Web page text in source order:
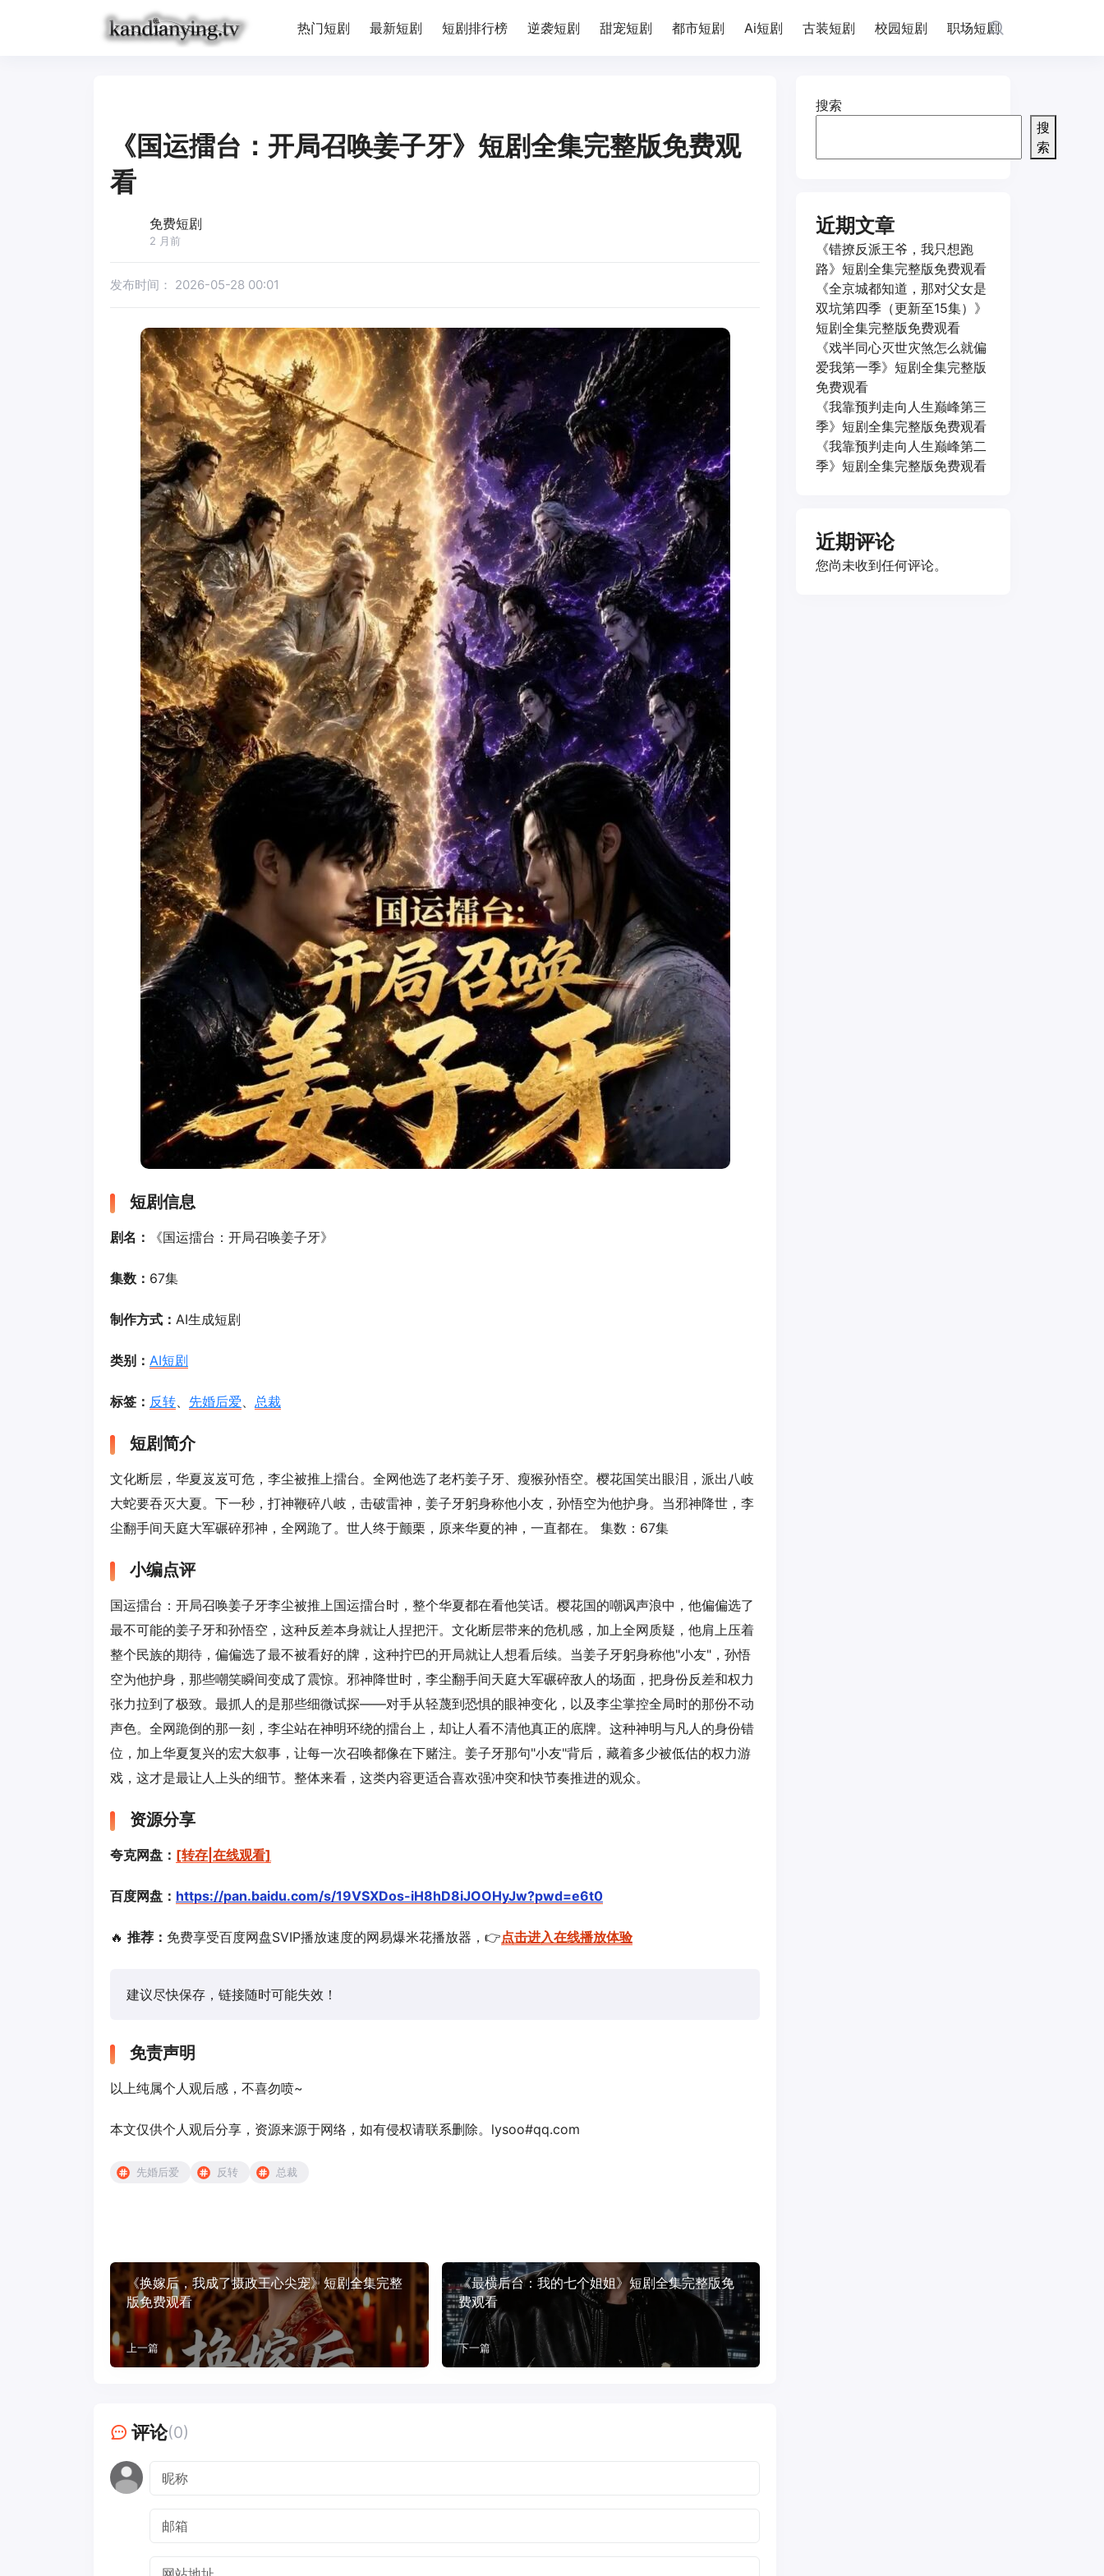
热门短剧 最新短剧 短剧排行榜 逆袭短剧 甜宠短剧 都市短剧 Ai短剧 古装短剧 校园短剧 职场短剧
《国运擂台：开局召唤姜子牙》短剧全集完整版免费观
看
免费短剧
2 月前
发布时间： 2026-05-28 00:01
短剧信息
剧名： 《国运擂台：开局召唤姜子牙》
集数： 67集
制作方式： AI生成短剧
类别： AI短剧
标签： 反转、 先婚后爱、 总裁
短剧简介
文化断层，华夏岌岌可危，李尘被推上擂台。全网他选了老朽姜子牙、瘦猴孙悟空。樱花国笑出眼泪，派出八岐
大蛇要吞灭大夏。下一秒，打神鞭碎八岐，击破雷神，姜子牙躬身称他小友，孙悟空为他护身。当邪神降世，李
尘翻手间天庭大军碾碎邪神，全网跪了。世人终于颤栗，原来华夏的神，一直都在。 集数：67集
小编点评
国运擂台：开局召唤姜子牙李尘被推上国运擂台时，整个华夏都在看他笑话。樱花国的嘲讽声浪中，他偏偏选了
最不可能的姜子牙和孙悟空，这种反差本身就让人捏把汗。文化断层带来的危机感，加上全网质疑，他肩上压着
整个民族的期待，偏偏选了最不被看好的牌，这种拧巴的开局就让人想看后续。当姜子牙躬身称他"小友"，孙悟
空为他护身，那些嘲笑瞬间变成了震惊。邪神降世时，李尘翻手间天庭大军碾碎敌人的场面，把身份反差和权力
张力拉到了极致。最抓人的是那些细微试探——对手从轻蔑到恐惧的眼神变化，以及李尘掌控全局时的那份不动
声色。全网跪倒的那一刻，李尘站在神明环绕的擂台上，却让人看不清他真正的底牌。这种神明与凡人的身份错
位，加上华夏复兴的宏大叙事，让每一次召唤都像在下赌注。姜子牙那句"小友"背后，藏着多少被低估的权力游
戏，这才是最让人上头的细节。整体来看，这类内容更适合喜欢强冲突和快节奏推进的观众。
资源分享
夸克网盘： [转存|在线观看]
百度网盘： https://pan.baidu.com/s/19VSXDos-iH8hD8iJOOHyJw?pwd=e6t0
🔥 推荐： 免费享受百度网盘SVIP播放速度的网易爆米花播放器，👉点击进入在线播放体验
建议尽快保存，链接随时可能失效！
免责声明
以上纯属个人观后感，不喜勿喷~
本文仅供个人观后分享，资源来源于网络，如有侵权请联系删除。lysoo#qq.com
先婚后爱 反转 总裁
《换嫁后，我成了摄政王心尖宠》短剧全集完整
版免费观看
上一篇
《最横后台：我的七个姐姐》短剧全集完整版免
费观看
下一篇
评论(0)
搜索
搜
索
近期文章
《错撩反派王爷，我只想跑
路》短剧全集完整版免费观看
《全京城都知道，那对父女是
双坑第四季（更新至15集）》
短剧全集完整版免费观看
《戏半同心灭世灾煞怎么就偏
爱我第一季》短剧全集完整版
免费观看
《我靠预判走向人生巅峰第三
季》短剧全集完整版免费观看
《我靠预判走向人生巅峰第二
季》短剧全集完整版免费观看
近期评论
您尚未收到任何评论。